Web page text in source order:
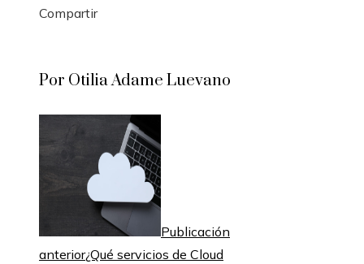
Compartir
Por Otilia Adame Luevano
Publicación
anterior¿Qué servicios de Cloud